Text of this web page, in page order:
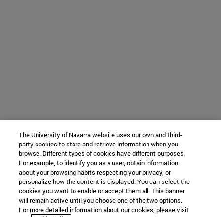
The University of Navarra website uses our own and third-
party cookies to store and retrieve information when you
browse. Different types of cookies have different purposes.
For example, to identify you as a user, obtain information
about your browsing habits respecting your privacy, or
personalize how the content is displayed. You can select the
cookies you want to enable or accept them all. This banner
will remain active until you choose one of the two options.
For more detailed information about our cookies, please visit